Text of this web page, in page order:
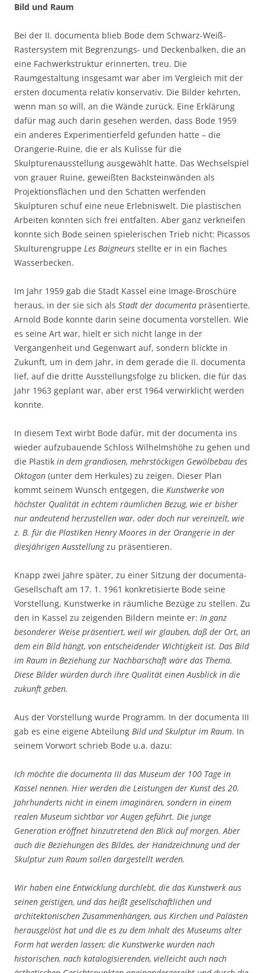
Bild und Raum
Bei der II. documenta blieb Bode dem Schwarz-Weiß-
Rastersystem mit Begrenzungs- und Deckenbalken, die an
eine Fachwerkstruktur erinnerten, treu. Die
Raumgestaltung insgesamt war aber im Vergleich mit der
ersten documenta relativ konservativ. Die Bilder kehrten,
wenn man so will, an die Wände zurück. Eine Erklärung
dafür mag auch darin gesehen werden, dass Bode 1959
ein anderes Experimentierfeld gefunden hatte – die
Orangerie-Ruine, die er als Kulisse für die
Skulpturenausstellung ausgewählt hatte. Das Wechselspiel
von grauer Ruine, geweißten Backsteinwänden als
Projektionsflächen und den Schatten werfenden
Skulpturen schuf eine neue Erlebniswelt. Die plastischen
Arbeiten konnten sich frei entfalten. Aber ganz verkneifen
konnte sich Bode seinen spielerischen Trieb nicht: Picassos
Skulturengruppe Les Baigneurs stellte er in ein flaches
Wasserbecken.
Im Jahr 1959 gab die Stadt Kassel eine Image-Broschüre
heraus, in der sie sich als Stadt der documenta präsentierte.
Arnold Bode konnte darin seine documenta vorstellen. Wie
es seine Art war, hielt er sich nicht lange in der
Vergangenheit und Gegenwart auf, sondern blickte in
Zukunft, um in dem Jahr, in dem gerade die II. documenta
lief, auf die dritte Ausstellungsfolge zu blicken, die für das
Jahr 1963 geplant war, aber erst 1964 verwirklicht werden
konnte.
In diesem Text wirbt Bode dafür, mit der documenta ins
wieder aufzubauende Schloss Wilhelmshöhe zu gehen und
die Plastik in dem grandiosen, mehrstöckigen Gewölbebau des
Oktogon (unter dem Herkules) zu zeigen. Dieser Plan
kommt seinem Wunsch entgegen, die Kunstwerke von
höchster Qualität in echtem räumlichen Bezug, wie er bisher
nur andeutend herzustellen war, oder doch nur vereinzelt, wie
z. B. für die Plastiken Henry Moores in der Orangerie in der
diesjährigen Ausstellungzu präsentieren.
Knapp zwei Jahre später, zu einer Sitzung der documenta-
Gesellschaft am 17. 1. 1961 konkretisierte Bode seine
Vorstellung, Kunstwerke in räumliche Bezüge zu stellen. Zu
den in Kassel zu zeigenden Bildern meinte er: In ganz
besonderer Weise präsentiert, weil wir glauben, daß der Ort, an
dem ein Bild hängt, von entscheidender Wichtigkeit ist. Das Bild
im Raum in Beziehung zur Nachbarschaft wäre das Thema.
Diese Bilder würden durch ihre Qualität einen Ausblick in die
zukunft geben.
Aus der Vorstellung wurde Programm. In der documenta III
gab es eine eigene Abteilung Bild und Skulptur im Raum. In
seinem Vorwort schrieb Bode u.a. dazu:
Ich möchte die documenta III das Museum der 100 Tage in
Kassel nennen. Hier werden die Leistungen der Kunst des 20.
Jahrhunderts nicht in einem imaginären, sondern in einem
realen Museum sichtbar vor Augen geführt. Die junge
Generation eröffnet hinzutretend den Blick auf morgen. Aber
auch die Beziehungen des Bildes, der Handzeichnung und der
Skulptur zum Raum sollen dargestellt werden.
Wir haben eine Entwicklung durchlebt, die das Kunstwerk aus
seinen geistigen, und das heißt gesellschaftlichen und
architektonischen Zusammenhängen, aus Kirchen und Palästen
herausgelöst hat und die es zu dem Inhalt des Museums alter
Form hat werden lassen; die Kunstwerke wurden nach
historischen, nach katalogisierenden, vielleicht auch nach